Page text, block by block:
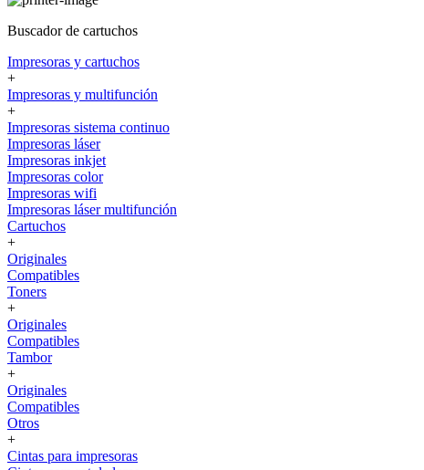
Buscador de cartuchos
Impresoras y cartuchos
+
Impresoras y multifunción
+
Impresoras sistema continuo
Impresoras láser
Impresoras inkjet
Impresoras color
Impresoras wifi
Impresoras láser multifunción
Cartuchos
+
Originales
Compatibles
Toners
+
Originales
Compatibles
Tambor
+
Originales
Compatibles
Otros
+
Cintas para impresoras